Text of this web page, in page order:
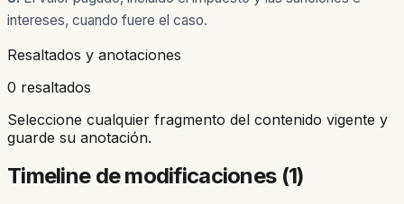
intereses, cuando fuere el caso.
Resaltados y anotaciones
0 resaltados
Seleccione cualquier fragmento del contenido vigente y
guarde su anotación.
Timeline de modificaciones (1)